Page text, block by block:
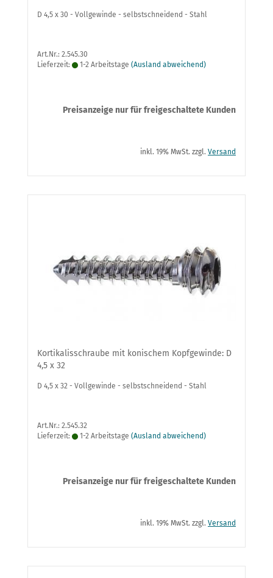
D 4,5 x 30 - Vollgewinde - selbstschneidend - Stahl
Art.Nr.: 2.545.30
Lieferzeit:
1-2 Arbeitstage (Ausland abweichend)
Preisanzeige nur für freigeschaltete Kunden
inkl. 19% MwSt. zzgl. Versand
Kortikalisschraube mit konischem Kopfgewinde: D
4,5 x 32
D 4,5 x 32 - Vollgewinde - selbstschneidend - Stahl
Art.Nr.: 2.545.32
Lieferzeit:
1-2 Arbeitstage (Ausland abweichend)
Preisanzeige nur für freigeschaltete Kunden
inkl. 19% MwSt. zzgl. Versand